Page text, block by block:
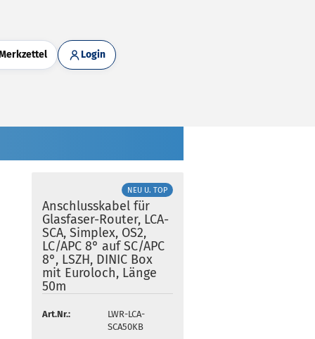
Login
NEU U. TOP
Anschlusskabel für
Glasfaser-Router, LCA-
SCA, Simplex, OS2,
LC/APC 8° auf SC/APC
8°, LSZH, DINIC Box
mit Euroloch, Länge
50m
Art.Nr.:
LWR-LCA-
SCA50KB